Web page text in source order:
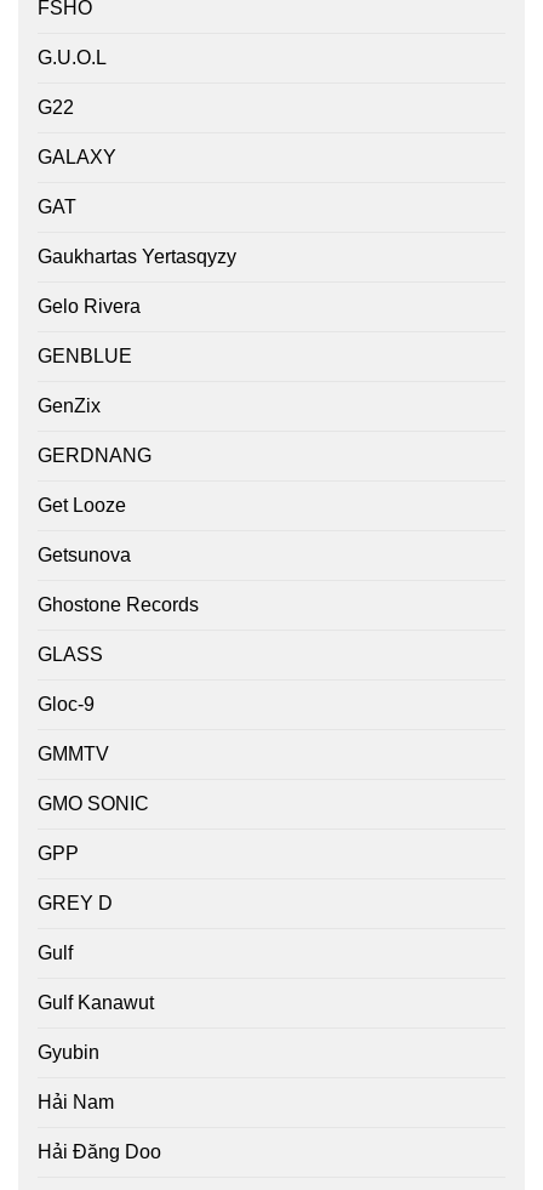
FSHO
G.U.O.L
G22
GALAXY
GAT
Gaukhartas Yertasqyzy
Gelo Rivera
GENBLUE
GenZix
GERDNANG
Get Looze
Getsunova
Ghostone Records
GLASS
Gloc-9
GMMTV
GMO SONIC
GPP
GREY D
Gulf
Gulf Kanawut
Gyubin
Hải Nam
Hải Đăng Doo